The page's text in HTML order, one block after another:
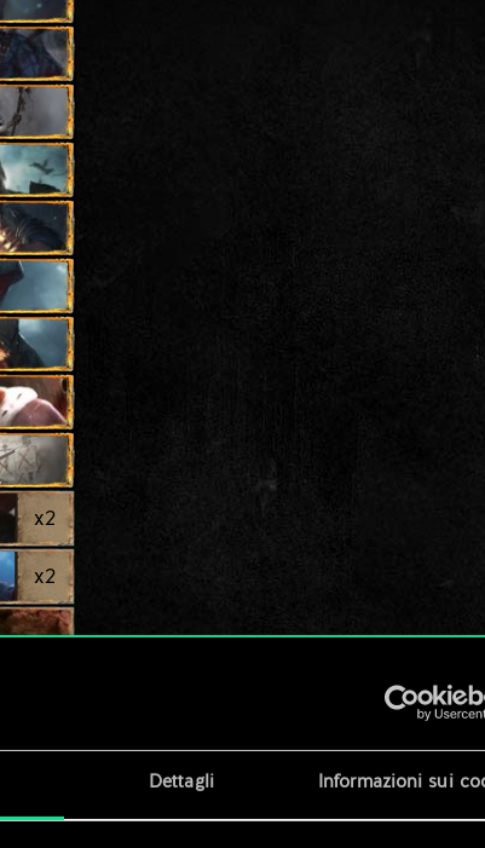
Dettagli Informazioni sui
x2
x2
x2